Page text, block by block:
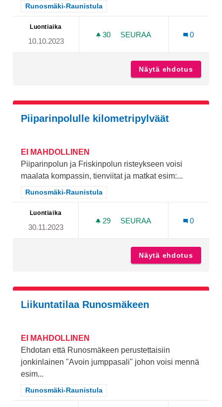
Rajaa tulokset teeman mukaan: Runosmäki-Raunistula
Runosmäki-Raunistula
Luontiaika
10.10.2023
30 30 SEURAAJAA
SEURAA
0
Näytä ehdotus
Piiparinpolulle kilometripylväät
EI MAHDOLLINEN
Piiparinpolun ja Friskinpolun risteykseen voisi
maalata kompassin, tienviitat ja matkat esim:...
Rajaa tulokset teeman mukaan: Runosmäki-Raunistula
Runosmäki-Raunistula
Luontiaika
30.11.2023
29 29 SEURAAJAA
SEURAA
0
Näytä ehdotus
Liikuntatilaa Runosmäkeen
EI MAHDOLLINEN
Ehdotan että Runosmäkeen perustettaisiin
jonkinlainen "Avoin jumppasali" johon voisi mennä
esim...
Rajaa tulokset teeman mukaan: Runosmäki-Raunistula
Runosmäki-Raunistula